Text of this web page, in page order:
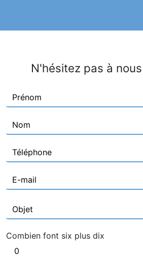
N'hésitez pas à
Combien font six plus dix